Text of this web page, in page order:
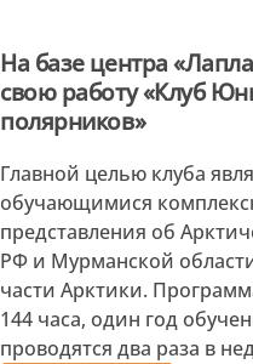
На базе центра
свою работу «Клуб
полярников»
Главной целью клуба
обучающимися
представления об
РФ и Мурманской
части Арктики.
144 часа, один год
проводятся два раза в